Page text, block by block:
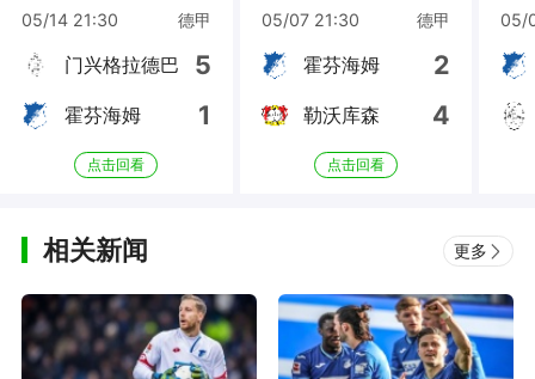
05/14 21:30 德甲
门兴格拉德巴
5
霍芬海姆 1
点击回看
05/07 21:30 德甲
霍芬海姆 2
勒沃库森 4
点击回看
05/
相关新闻 更多